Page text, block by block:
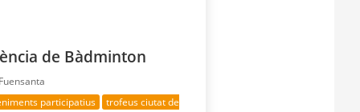
de Bàdminton
participatius
trofeus ciutat de